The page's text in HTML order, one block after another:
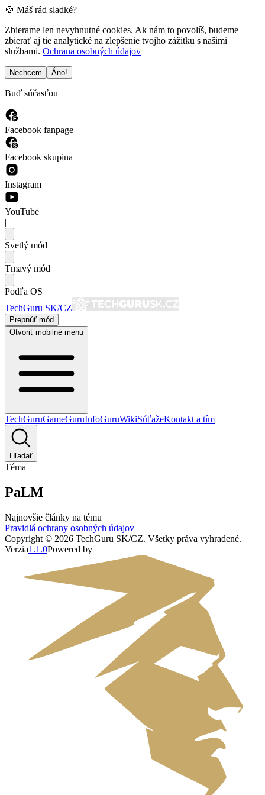
🍪 Máš rád sladké?
Zbierame len nevyhnutné cookies. Ak nám to povolíš, budeme
zbierať aj tie analytické na zlepšenie tvojho zážitku s našimi
službami. Ochrana osobných údajov
Nechcem Áno!
Buď súčasťou
Facebook fanpage
Facebook skupina
Instagram
YouTube
|
Svetlý mód
Tmavý mód
Podľa OS
TechGuru SK/CZ
Prepnúť mód
Otvoriť mobilné menu
TechGuruGameGuruInfoGuruWikiSúťažeKontakt a tím
Hľadať
Téma
PaLM
Najnovšie články na tému
Pravidlá ochrany osobných údajov
Copyright © 2026 TechGuru SK/CZ. Všetky práva vyhradené.
Verzia1.1.0Powered by